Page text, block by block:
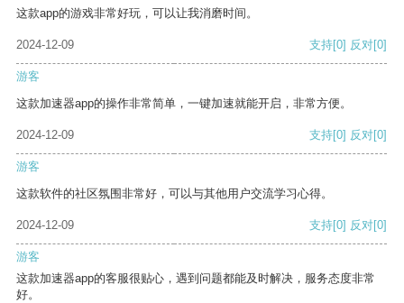
这款app的游戏非常好玩，可以让我消磨时间。
2024-12-09 支持[0] 反对[0]
游客
这款加速器app的操作非常简单，一键加速就能开启，非常方便。
2024-12-09 支持[0] 反对[0]
游客
这款软件的社区氛围非常好，可以与其他用户交流学习心得。
2024-12-09 支持[0] 反对[0]
游客
这款加速器app的客服很贴心，遇到问题都能及时解决，服务态度非常
好。